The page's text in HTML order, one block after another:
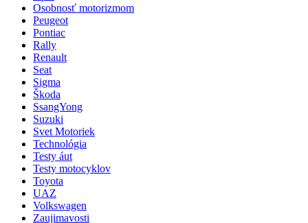
Osobnosť motorizmom
Peugeot
Pontiac
Rally
Renault
Seat
Sigma
Škoda
SsangYong
Suzuki
Svet Motoriek
Technológia
Testy áut
Testy motocyklov
Toyota
UAZ
Volkswagen
Zaujimavosti